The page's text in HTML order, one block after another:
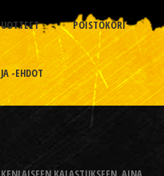
POISTOKORI
-EHDOT